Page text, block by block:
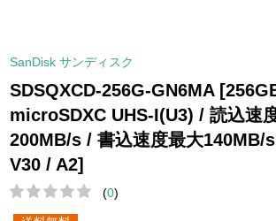
SanDisk サンディスク
SDSQXCD-256G-GN6MA
microSDXC UHS-I(U3) / 読込速
200MB/s / 書込速度最大140MB/
V30 / A2]
(0)